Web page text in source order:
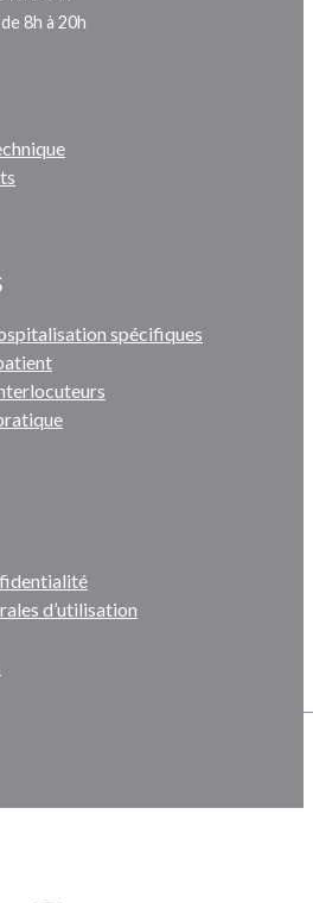
8h à 20h
spécifiques
d’utilisation